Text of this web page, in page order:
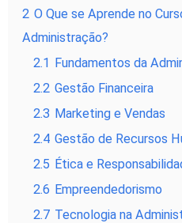
2 O Que se Aprende no
Administração?
2.1 Fundamentos da
2.2 Gestão Financeira
2.3 Marketing e Vendas
2.4 Gestão de Recursos
2.5 Ética e
2.6 Empreendedorismo
2.7 Tecnologia na